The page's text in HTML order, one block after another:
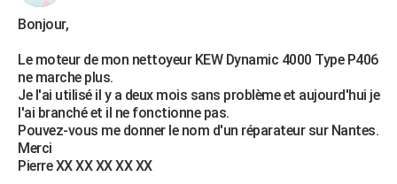
Bonjour,
Le moteur de mon nettoyeur KEW Dynamic 4000 Type P406
ne marche plus.
Je l'ai utilisé il y a deux mois sans problème et aujourd'hui je
l'ai branché et il ne fonctionne pas.
Pouvez-vous me donner le nom d'un réparateur sur Nantes.
Merci
Pierre XX XX XX XX XX